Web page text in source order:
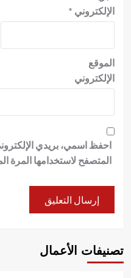
الإلكتروني *
الموقع
الإلكتروني
احفظ اسمي، بريدي
المتصفح لاستخدامها المرة
تصنيفات الأعمال